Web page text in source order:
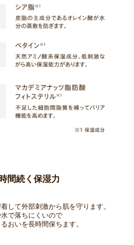
間続く保湿力
して外部刺激から肌を守ります。
で落ちにくいので
おいを長時間保ちます。